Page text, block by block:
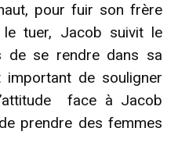
pour fuir son frère
tuer, Jacob suivit le
de se rendre dans sa
de souligner
face à Jacob
prendre des femmes